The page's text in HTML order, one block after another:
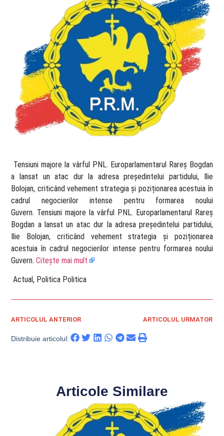
​ Tensiuni majore la vârful PNL. Europarlamentarul Rareș Bogdan
a lansat un atac dur la adresa președintelui partidului, Ilie
Bolojan, criticând vehement strategia și poziționarea acestuia în
cadrul negocierilor intense pentru formarea noului
Guvern. Tensiuni majore la vârful PNL. Europarlamentarul Rareș
Bogdan a lansat un atac dur la adresa președintelui partidului,
Ilie Bolojan, criticând vehement strategia și poziționarea
acestuia în cadrul negocierilor intense pentru formarea noului
Guvern.Citește mai mult
​ Actual, Politica Politica
ARTICOLUL ANTERIOR ARTICOLUL URMATOR
Distribuie articolul:
Articole Similare